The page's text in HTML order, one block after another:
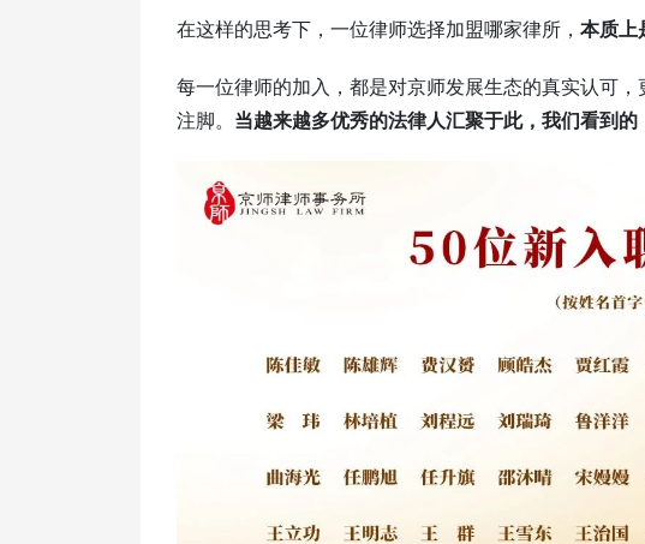
在这样的思考下，一位律师选择加盟哪家律所， 本质上
每一位律师的加入，都是对京师发展生态的真实认可
注脚。 当越来越多优秀的法律人汇聚于此，我们看到的